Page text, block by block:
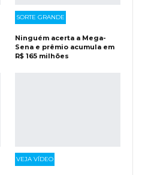
SORTE GRANDE
Ninguém acerta a Mega-
Sena e prêmio acumula em
R$ 165 milhões
VEJA VÍDEO